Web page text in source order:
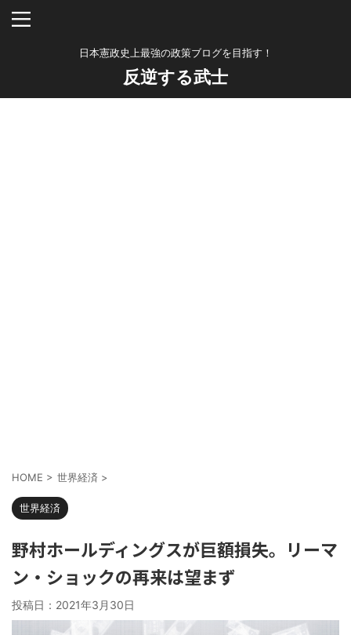
日本憲政史上最強の政策ブログを目指す！
反逆する武士
HOME > 世界経済 >
世界経済
野村ホールディングスが巨額損失。リーマ
ン・ショックの再来は望まず
投稿日： 2021年3月30日